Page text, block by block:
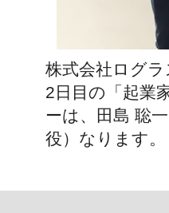
株式会社ログ
2日目の「起業
ーは、田島 聡
役）なります。